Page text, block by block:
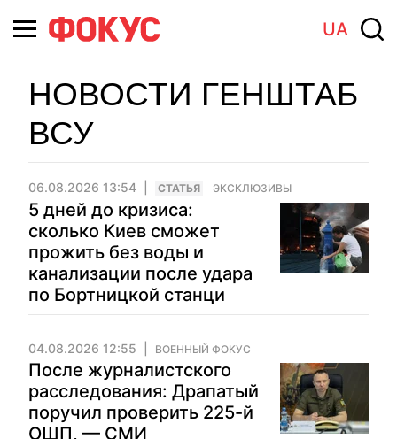
UA
НОВОСТИ ГЕНШТАБ
ВСУ
06.08.2026 13:54 CТАТЬЯ ЭКСКЛЮЗИВЫ
5 дней до кризиса:
сколько Киев сможет
прожить без воды и
канализации после удара
по Бортницкой станци
04.08.2026 12:55 ВОЕННЫЙ ФОКУС
После журналистского
расследования: Драпатый
поручил проверить 225-й
ОШП, — СМИ